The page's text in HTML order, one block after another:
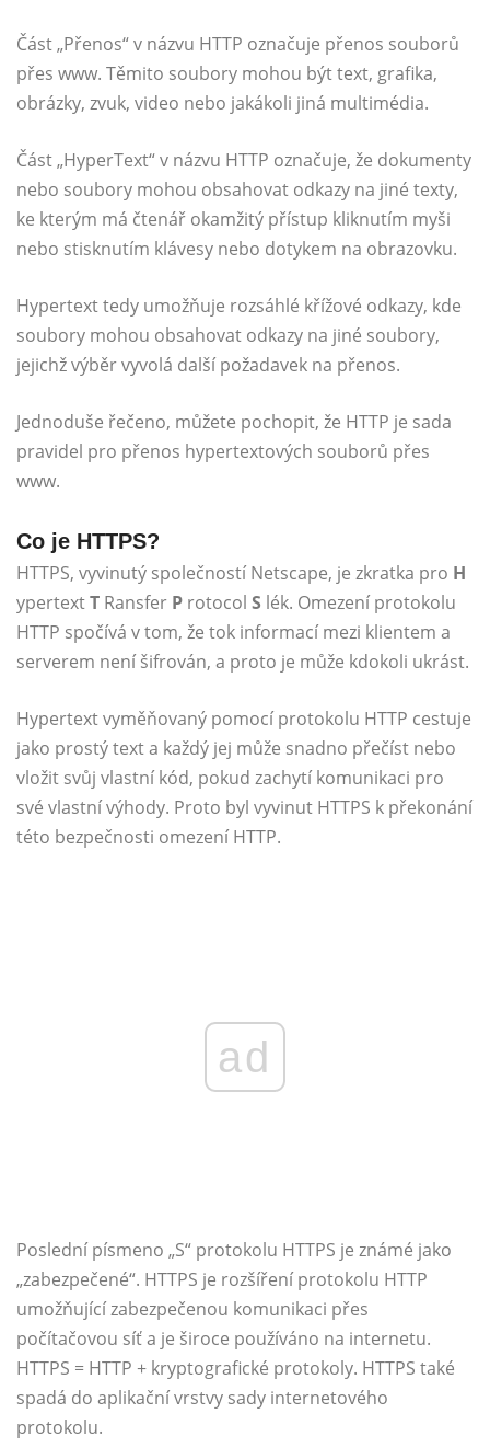
Část „Přenos“ v názvu HTTP označuje přenos souborů
přes www. Těmito soubory mohou být text, grafika,
obrázky, zvuk, video nebo jakákoli jiná multimédia.
Část „HyperText“ v názvu HTTP označuje, že dokumenty
nebo soubory mohou obsahovat odkazy na jiné texty,
ke kterým má čtenář okamžitý přístup kliknutím myši
nebo stisknutím klávesy nebo dotykem na obrazovku.
Hypertext tedy umožňuje rozsáhlé křížové odkazy, kde
soubory mohou obsahovat odkazy na jiné soubory,
jejichž výběr vyvolá další požadavek na přenos.
Jednoduše řečeno, můžete pochopit, že HTTP je sada
pravidel pro přenos hypertextových souborů přes
www.
Co je HTTPS?
HTTPS, vyvinutý společností Netscape, je zkratka pro H
ypertextT Ransfer P rotocol S lék. Omezení protokolu
HTTP spočívá v tom, že tok informací mezi klientem a
serverem není šifrován, a proto je může kdokoli ukrást.
Hypertext vyměňovaný pomocí protokolu HTTP cestuje
jako prostý text a každý jej může snadno přečíst nebo
vložit svůj vlastní kód, pokud zachytí komunikaci pro
své vlastní výhody. Proto byl vyvinut HTTPS k překonání
této bezpečnosti omezení HTTP.
ad
Poslední písmeno „S“ protokolu HTTPS je známé jako
„zabezpečené“. HTTPS je rozšíření protokolu HTTP
umožňující zabezpečenou komunikaci přes
počítačovou síť a je široce používáno na internetu.
HTTPS = HTTP + kryptografické protokoly. HTTPS také
spadá do aplikační vrstvy sady internetového
protokolu.